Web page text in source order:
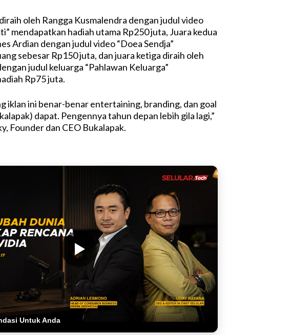
oleh Rangga Kusmalendra dengan judul video
mendapatkan hadiah utama Rp250 juta, Juara kedua
Ardian dengan judul video “Doea Sendja”
sebesar Rp150 juta, dan juara ketiga diraih oleh
judul keluarga “Pahlawan Keluarga”
Rp75 juta.
iklan ini benar-benar entertaining, branding, dan goal
dapat. Pengennya tahun depan lebih gila lagi,”
Founder dan CEO Bukalapak.
Untuk Anda